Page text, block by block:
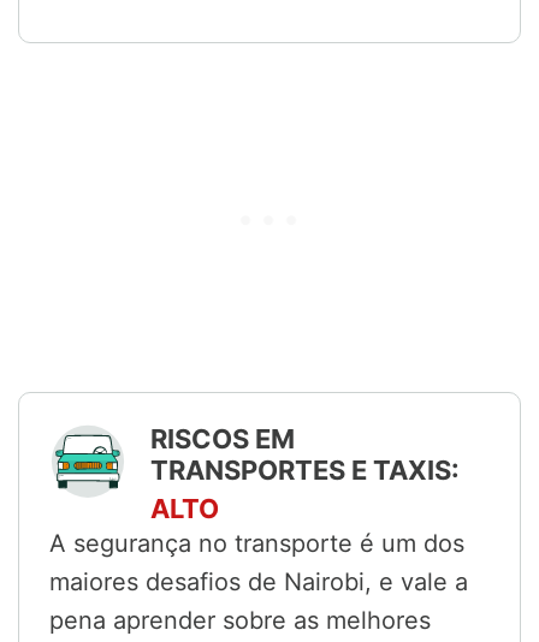
RISCOS EM
TRANSPORTES E TAXIS:
ALTO
A segurança no transporte é um dos
maiores desafios de Nairobi, e vale a
pena aprender sobre as melhores